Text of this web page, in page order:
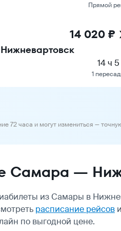
Прямой
14 020 ₽
14 ч
1
72 часа и могут измениться —
Самара —
из Самары в
расписание рейсов
по выгодной цене.